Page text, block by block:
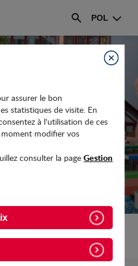
Fermer
assurer le bon
statistiques de visite. En
à l'utilisation de ces
modifier vos
consulter la pageGestion
Rechercher
POL
TÉLÉALARME...